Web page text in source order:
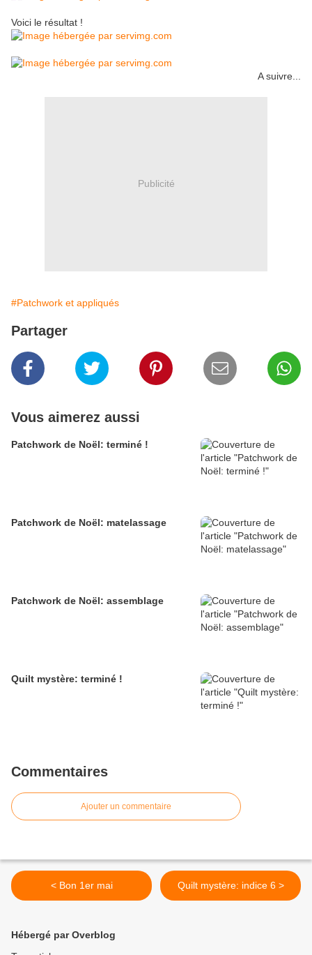
Voici le résultat !
A suivre...
Publicité
#Patchwork et appliqués
Partager
Vous aimerez aussi
Patchwork de Noël: terminé !
Patchwork de Noël: matelassage
Patchwork de Noël: assemblage
Quilt mystère: terminé !
Commentaires
Ajouter un commentaire
< Bon 1er mai Quilt mystère: indice 6 >
Hébergé par Overblog